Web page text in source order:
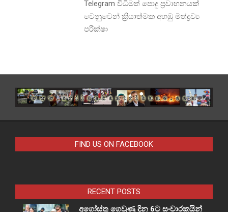
Telegram විධිමත් පොදු ප්‍රවාහනයක්
වෙනුවෙන් ක්‍රියාත්මක අහඹු මත්ද්‍රව්‍ය
පරීක්ෂා
FIND US ON FACEBOOK
RECENT POSTS
අගෝස්තු ගෙවුණු දින 6ට සංචාරකයින්